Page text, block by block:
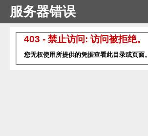
服务器错误
403 - 禁止访问: 访问被拒绝。
您无权使用所提供的凭据查看此目录或页面。